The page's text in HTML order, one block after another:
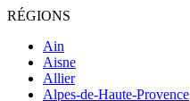
RÉGIONS
Ain
Aisne
Allier
Alpes-de-Haute-Provence